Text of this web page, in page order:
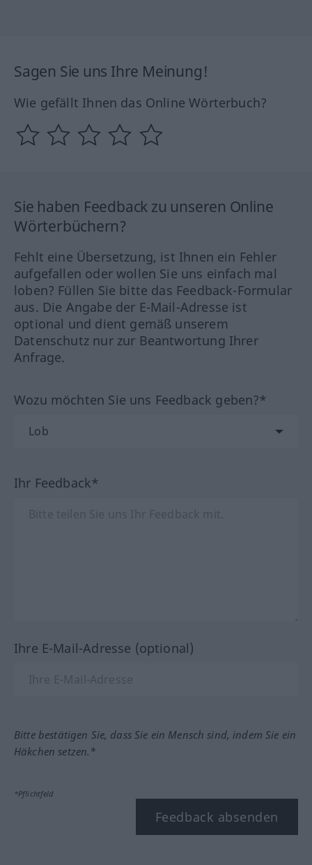
Sagen Sie uns Ihre Meinung!
Wie gefällt Ihnen das Online Wörterbuch?
Sie haben Feedback zu unseren Online
Wörterbüchern?
Fehlt eine Übersetzung, ist Ihnen ein Fehler
aufgefallen oder wollen Sie uns einfach mal
loben? Füllen Sie bitte das Feedback-Formular
aus. Die Angabe der E-Mail-Adresse ist
optional und dient gemäß unserem
Datenschutz nur zur Beantwortung Ihrer
Anfrage.
Wozu möchten Sie uns Feedback geben?*
Ihr Feedback*
Ihre E-Mail-Adresse (optional)
Bitte bestätigen Sie, dass Sie ein Mensch sind, indem Sie ein
Häkchen setzen.*
*Pflichtfeld
Feedback absenden